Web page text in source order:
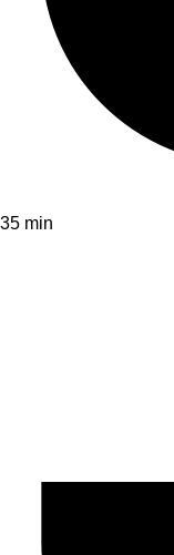
35 min